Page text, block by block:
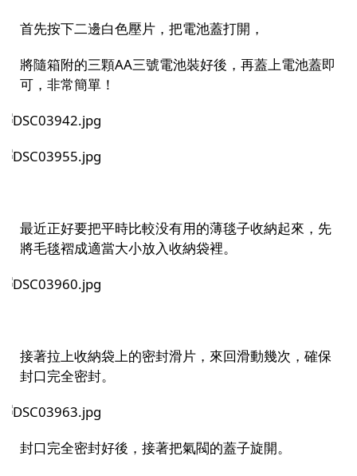
首先按下二邊白色壓片，把電池蓋打開，
將隨箱附的三顆AA三號電池裝好後，再蓋上電池蓋即
可，非常簡單！
最近正好要把平時比較没有用的薄毯子收納起來，先
將毛毯褶成適當大小放入收納袋裡。
接著拉上收納袋上的密封滑片，來回滑動幾次，確保
封口完全密封。
封口完全密封好後，接著把氣閥的蓋子旋開。